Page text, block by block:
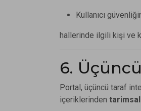
Kullanıcı
hallerinde ilgili kişi ve
6.
Portal, üçüncü taraf
içeriklerinden